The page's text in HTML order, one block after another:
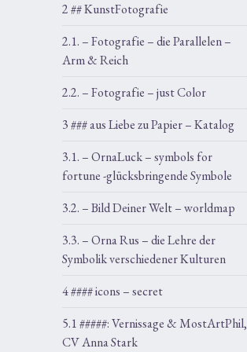
2 ## KunstFotografie
2.1. – Fotografie – die Parallelen –
Arm & Reich
2.2. – Fotografie – just Color
3 ### aus Liebe zu Papier – Katalog
3.1. – OrnaLuck – symbols for
fortune -glücksbringende Symbole
3.2. – Bild Deiner Welt – worldmap
3.3. – Orna Rus – die Lehre der
Symbolik verschiedener Kulturen
4 #### icons – secret
5.1 #####: Vernissage & MostArtPhil,
CV Anna Stark